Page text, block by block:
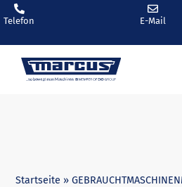
Telefon E-Mail
Startseite »